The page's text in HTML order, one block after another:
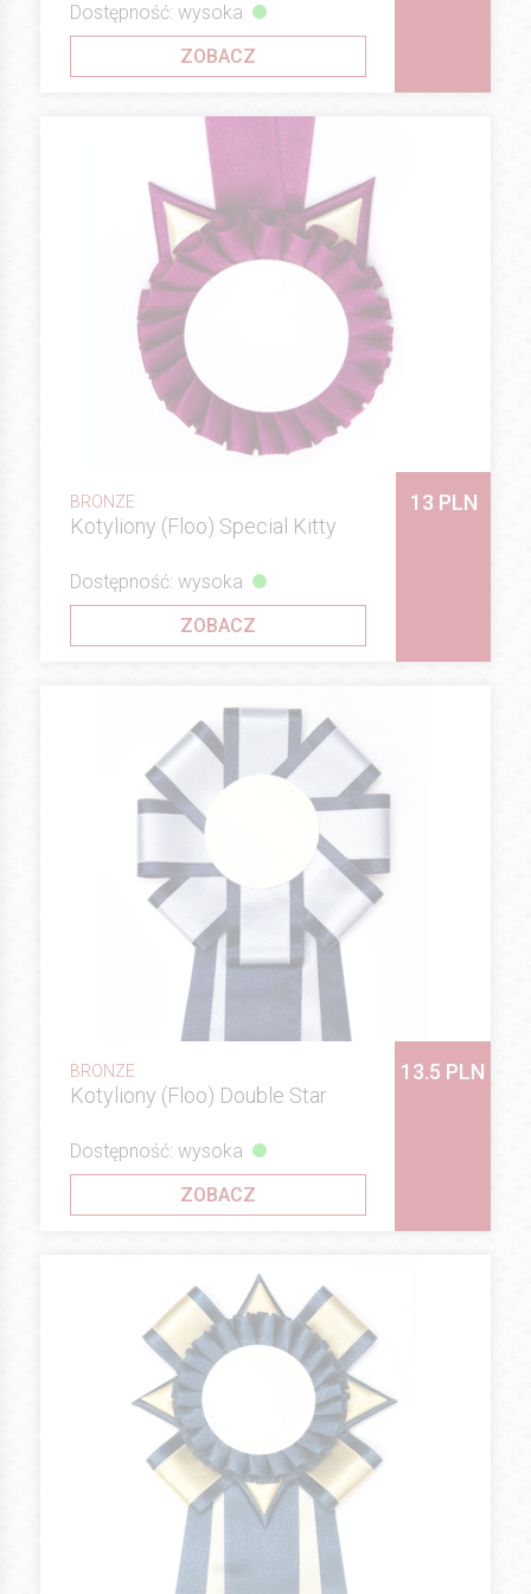
Dostępność: wysoka
ZOBACZ
BRONZE
Kotyliony (Floo) Special Kitty
13 PLN
Dostępność: wysoka
ZOBACZ
BRONZE
Kotyliony (Floo) Double Star
13.5 PLN
Dostępność: wysoka
ZOBACZ